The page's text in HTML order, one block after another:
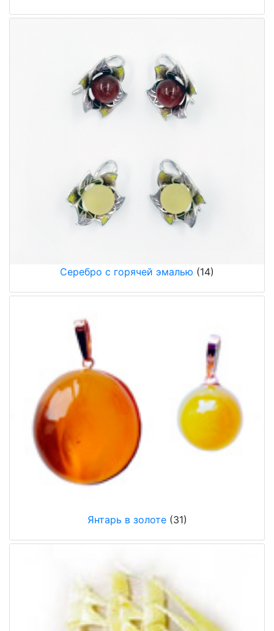
Серебро с горячей эмалью (14)
Янтарь в золоте(31)